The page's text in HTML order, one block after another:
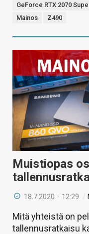
GeForce RTX 2070
Mainos
Z490
Muistiopas
18.7.2020 - 12:29 /
Mitä yhteistä on
tallennusratkaisu